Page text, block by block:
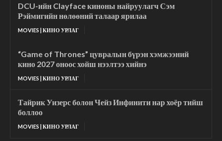
DCU-ийн Clayface киноны найруулагч Сэм
Рэймигийн нөлөөний талаар ярилаа
MOVIES | КИНО УРЛАГ
“Game of Thrones” цувралын бүрэн хэмжээний
кино 2027 оноос хойш нээлтээ хийнэ
MOVIES | КИНО УРЛАГ
Тайрик Уизерс болон Чейз Инфинити нар хоёр тийш
боллоо
MOVIES | КИНО УРЛАГ